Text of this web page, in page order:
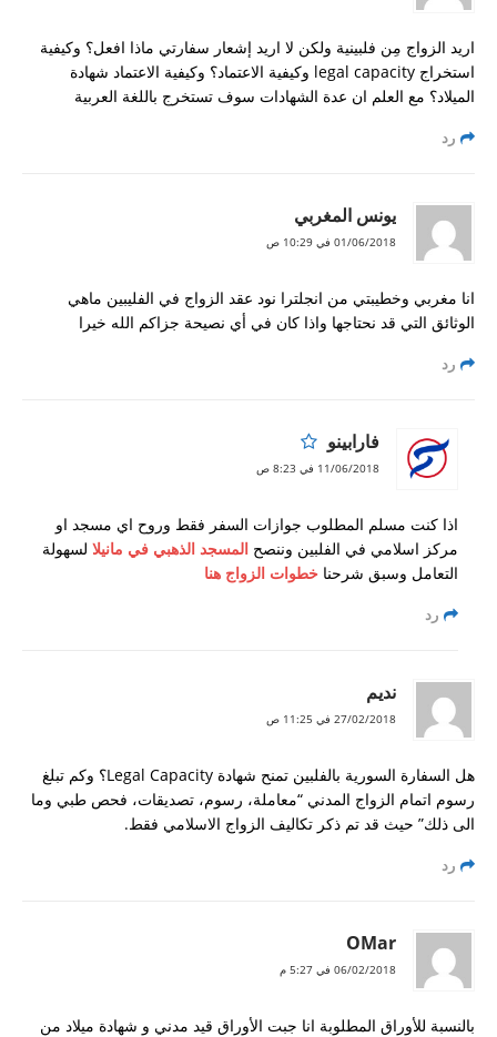
اريد الزواج مِن فلبينية ولكن لا اريد إشعار سفارتي ماذا افعل؟ وكيفية
استخراج legal capacity وكيفية الاعتماد؟ وكيفية الاعتماد شهادة
الميلاد؟ مع العلم ان عدة الشهادات سوف تستخرج باللغة العربية
رد
يونس المغربي
01/06/2018 في 10:29 ص
انا مغربي وخطيبتي من انجلترا نود عقد الزواج في الفليبين ماهي
الوثائق التي قد نحتاجها واذا كان في أي نصيحة جزاكم الله خيرا
رد
فارابينو
11/06/2018 في 8:23 ص
اذا كنت مسلم المطلوب جوازات السفر فقط وروح اي مسجد او
مركز اسلامي في الفلبين وننصح المسجد الذهبي في مانيلا لسهولة
التعامل وسبق شرحنا خطوات الزواج هنا
رد
نديم
27/02/2018 في 11:25 ص
هل السفارة السورية بالفلبين تمنح شهادة Legal Capacity؟ وكم تبلغ
رسوم اتمام الزواج المدني “معاملة، رسوم، تصديقات، فحص طبي وما
الى ذلك” حيث قد تم ذكر تكاليف الزواج الاسلامي فقط.
رد
OMar
06/02/2018 في 5:27 م
بالنسبة للأوراق المطلوبة انا جبت الأوراق قيد مدني و شهادة ميلاد من